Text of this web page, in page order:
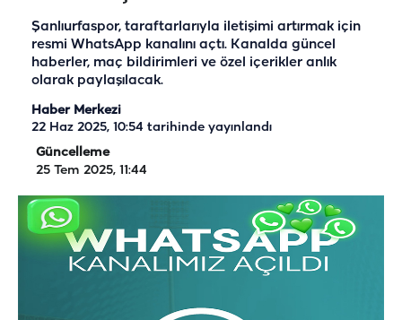
Şanlıurfaspor, taraftarlarıyla iletişimi artırmak için
resmi WhatsApp kanalını açtı. Kanalda güncel
haberler, maç bildirimleri ve özel içerikler anlık
olarak paylaşılacak.
Haber Merkezi
22 Haz 2025, 10:54 tarihinde yayınlandı
Güncelleme
25 Tem 2025, 11:44